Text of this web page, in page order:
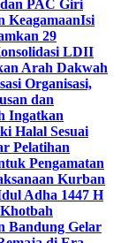
PAC Giri
KeagamaanIsi
29
LDII
Arah Dakwah
Organisasi,
dan
Ingatkan
Halal Sesuai
Pelatihan
Pengamatan
Kurban
Adha 1447 H
Bandung Gelar